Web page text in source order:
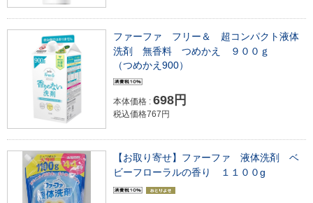
ファーファ フリー＆ 超コンパクト液体
洗剤 無香料 つめかえ ９００ｇ
（つめかえ900）
本体価格 : 698円
税込価格767円
【お取り寄せ】ファーファ 液体洗剤 ベ
ビーフローラルの香り １１００g